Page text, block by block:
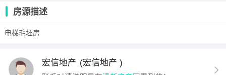
房源描述
电梯毛坯房
宏信地产 (宏信地产 )